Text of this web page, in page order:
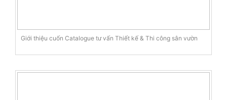
Giới thiệu cuốn Catalogue tư vấn Thiết kế & Thi công sân vườn